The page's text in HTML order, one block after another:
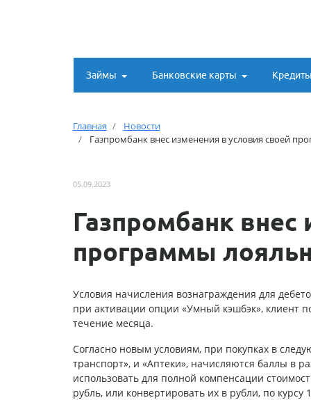
Займы Банковские карты
Главная
Новости
Газпромбанк внес изменения в условия своей
05.09.2023
Газпромбанк внес
программы
Условия начисления вознаграждения для
при активации опции «Умный кэшбэк», клиент
течение месяца.
Согласно новым условиям, при покупках в
транспорт», и «Аптеки», начисляются баллы в
использовать для полной компенсации
рубль, или конвертировать их в рубли, по курсу